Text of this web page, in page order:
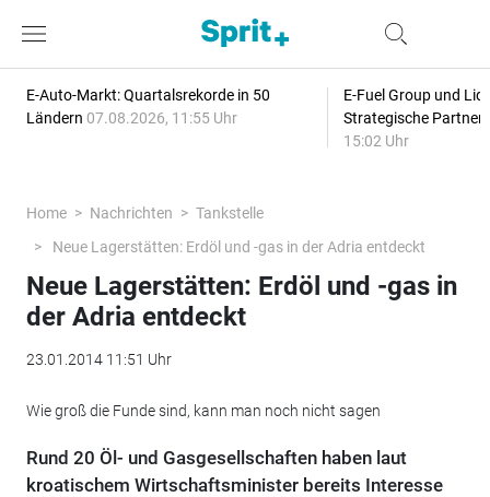
E-Auto-Markt: Quartalsrekorde in 50
Ländern 07.08.2026, 11:55 Uhr
E-Fuel Group und
Strategische
15:02 Uhr
Home Nachrichten
Tankstelle
Neue Lagerstätten: Erdöl und -gas in der Adria entdeckt
Neue Lagerstätten: Erdöl und -gas in
der Adria entdeckt
23.01.2014 11:51 Uhr
Wie groß die Funde sind, kann man noch nicht sagen
Rund 20 Öl- und Gasgesellschaften haben laut
kroatischem Wirtschaftsminister bereits Interesse